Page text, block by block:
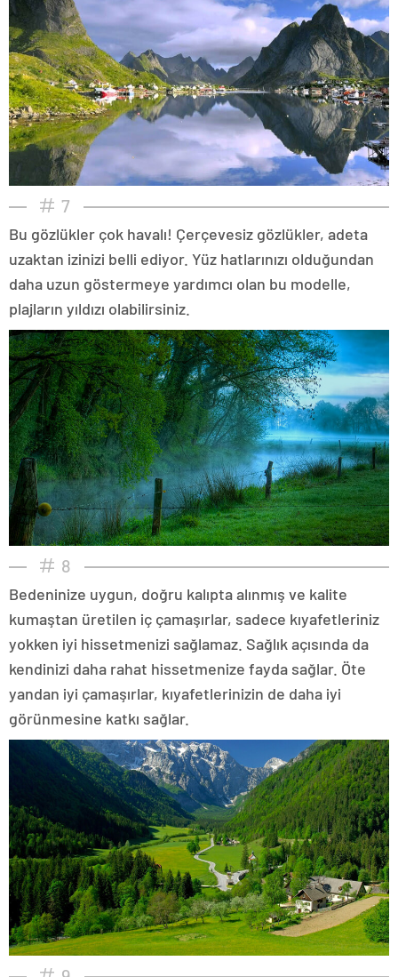
7
Bu gözlükler çok havalı! Çerçevesiz gözlükler, adeta
uzaktan izinizi belli ediyor. Yüz hatlarınızı olduğundan
daha uzun göstermeye yardımcı olan bu modelle,
plajların yıldızı olabilirsiniz.
8
Bedeninize uygun, doğru kalıpta alınmış ve kalite
kumaştan üretilen iç çamaşırlar, sadece kıyafetleriniz
yokken iyi hissetmenizi sağlamaz. Sağlık açısında da
kendinizi daha rahat hissetmenize fayda sağlar. Öte
yandan iyi çamaşırlar, kıyafetlerinizin de daha iyi
görünmesine katkı sağlar.